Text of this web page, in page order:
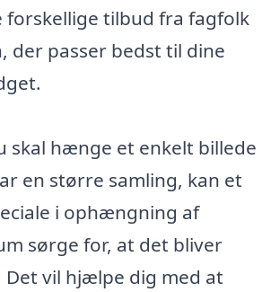
forskellige tilbud fra fagfolk
der passer bedst til dine
skal hænge et enkelt billede
en større samling, kan et
i ophængning af
sørge for, at det bliver
vil hjælpe dig med at